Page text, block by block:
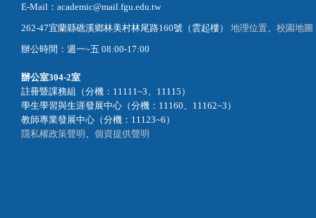
E-Mail：academic@mail.fgu.edu.tw
262-47宜蘭縣礁溪鄉林美村林尾路160號（雲起樓） 地理位置
校園地圖
辦公時間：週一~五 08:00-17:00
辦公室304-2室
註冊暨課務組（分機：11111~3、11115）
學生學習與生涯發展中心（分機：11160、11162~3）
教師專業發展中心（分機：11123~6）
隱私權政策聲明
個資提供聲明